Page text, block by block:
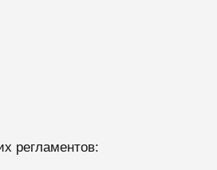
регламентов: